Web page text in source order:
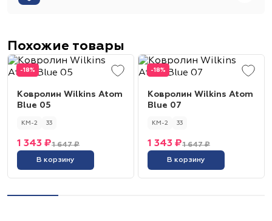
Похожие товары
-18%
Ковролин Wilkins Atom
Blue 05
КМ-2 33
1 647 ₽
1 343 ₽
В корзину
-18%
Ковролин Wilkins Atom
Blue 07
КМ-2 33
1 647 ₽
1 343 ₽
В корзину